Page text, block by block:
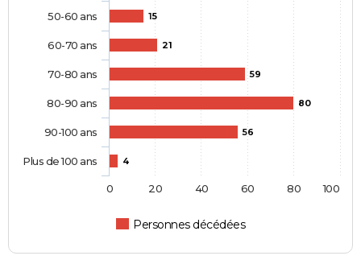
15
21
59
80
56
4
Personnes décédées
50-60 ans
60-70 ans
70-80 ans
80-90 ans
90-100 ans
Plus de 100 ans
0 20 40 60 80 100